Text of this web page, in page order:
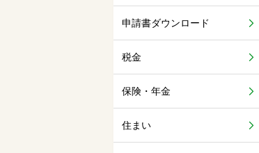
申請書ダウンロード
税金
保険・年金
住まい